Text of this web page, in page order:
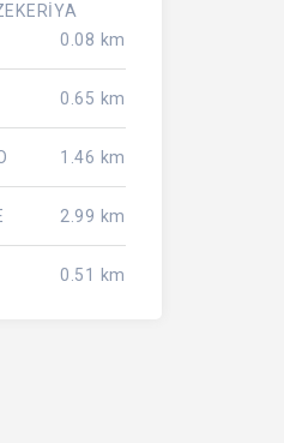
0.08 km
0.65 km
1.46 km
2.99 km
0.51 km